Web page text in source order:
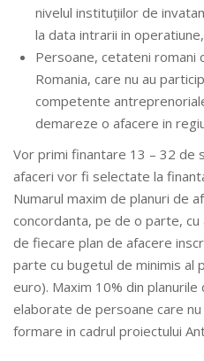
nivelul instituțiilor de
la data intrarii in
Persoane, cetateni romani
Romania, care nu au
competente
demareze o afacere in
Vor primi finantare 13 – 32 de
afaceri vor fi selectate la
Numarul maxim de planuri de
concordanta, pe de o parte,
de fiecare plan de afacere
parte cu bugetul de minimis al
euro). Maxim 10% din
elaborate de persoane care
formare in cadrul proiectului